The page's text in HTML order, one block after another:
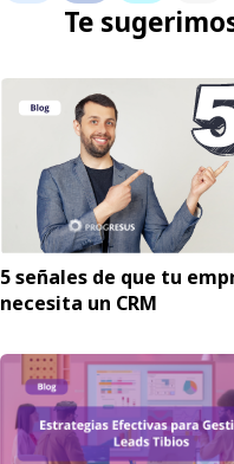
Te
5 señales de que tu
necesita un CRM